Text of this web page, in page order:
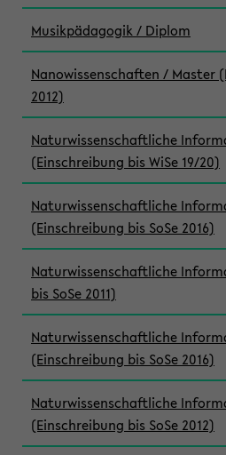
Musikpädagogik / Diplom
Nanowissenschaften / Master
2012)
Naturwissenschaftliche
(Einschreibung bis WiSe 19/20)
Naturwissenschaftliche
(Einschreibung bis SoSe 2016)
Naturwissenschaftliche
bis SoSe 2011)
Naturwissenschaftliche
(Einschreibung bis SoSe 2016)
Naturwissenschaftliche
(Einschreibung bis SoSe 2012)